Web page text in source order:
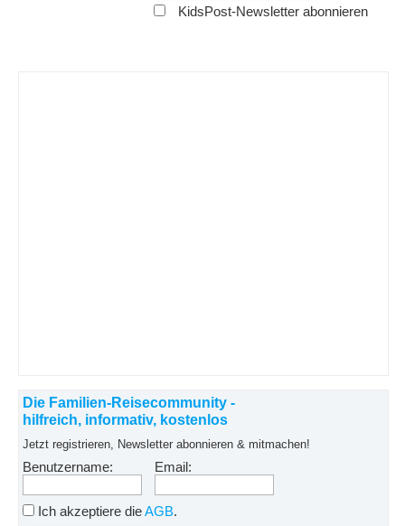
KidsPost-Newsletter abonnieren
Die Familien-Reisecommunity -
hilfreich, informativ, kostenlos
Jetzt registrieren, Newsletter abonnieren & mitmachen!
Benutzername: Email:
Ich akzeptiere dieAGB.